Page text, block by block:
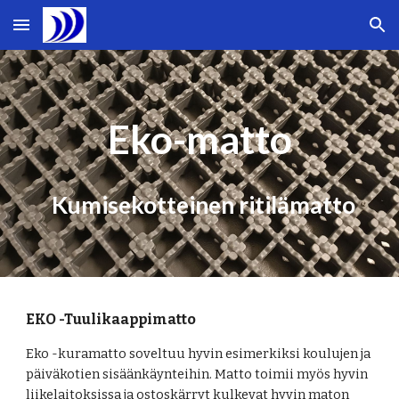
Skip to main content Skip to navigation
Eko-matto
Kumisekotteinen ritilämatto
EKO -Tuulikaappimatto
Eko -kuramatto soveltuu hyvin esimerkiksi koulujen ja
päiväkotien sisäänkäynteihin. Matto toimii myös hyvin
liikelaitoksissa ja ostoskärryt kulkevat hyvin maton